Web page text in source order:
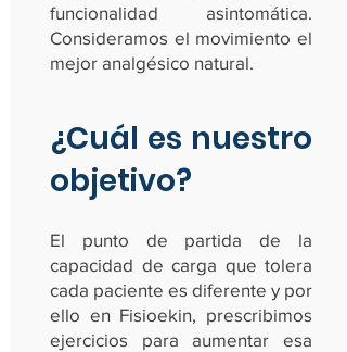
funcionalidad asintomática.
Consideramos el movimiento el
mejor analgésico natural.
¿Cuál es nuestro
objetivo?
El punto de partida de la
capacidad de carga que tolera
cada paciente es diferente y por
ello en Fisioekin, prescribimos
ejercicios para aumentar esa